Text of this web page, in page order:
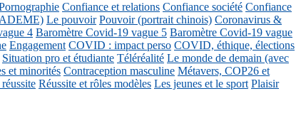
Confiance et relations Confiance société Confiance
ADEME) Le pouvoir Pouvoir (portrait chinois) Coronavirus &
4 Baromètre Covid-19 vague 5 Baromètre Covid-19 vague
Engagement COVID : impact perso COVID, éthique, élections
Situation pro et étudiante Téléréalité Le monde de demain (avec
et minorités Contraception masculine Métavers, COP26 et
Réussite et rôles modèles Les jeunes et le sport Plaisir